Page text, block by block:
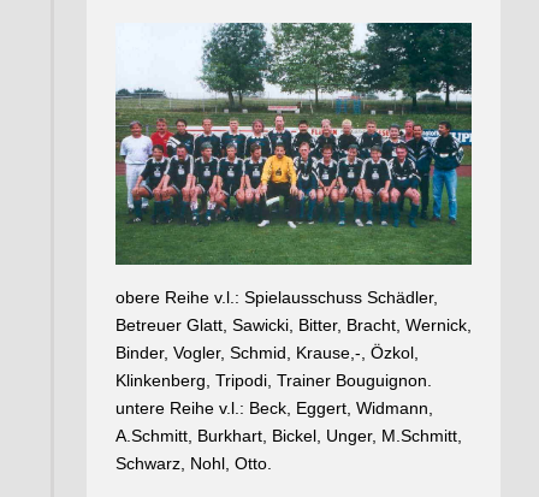
obere Reihe v.l.: Spielausschuss Schädler,
Betreuer Glatt, Sawicki, Bitter, Bracht, Wernick,
Binder, Vogler, Schmid, Krause,-, Özkol,
Klinkenberg, Tripodi, Trainer Bouguignon.
untere Reihe v.l.: Beck, Eggert, Widmann,
A.Schmitt, Burkhart, Bickel, Unger, M.Schmitt,
Schwarz, Nohl, Otto.